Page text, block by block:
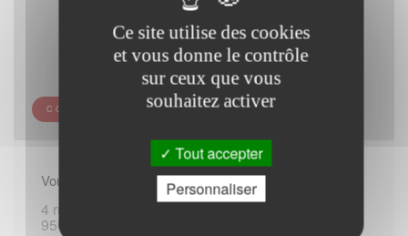
COMMISSARIAT DE POLICE DE CERGY
Vous rendre sur place :
4 rue de la Croix-des-Maheux
95000 Cergy
Ce site utilise des cookies
et vous donne le contrôle
sur ceux que vous
souhaitez activer
Tout accepter
Personnaliser